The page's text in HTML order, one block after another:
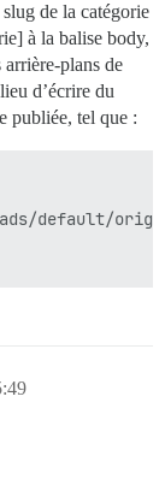
de la catégorie
à la balise body,
plans de
d’écrire du
publiée, tel que :
default/